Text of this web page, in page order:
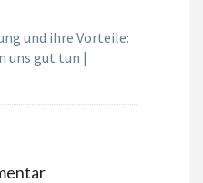
und ihre Vorteile:
uns gut tun |